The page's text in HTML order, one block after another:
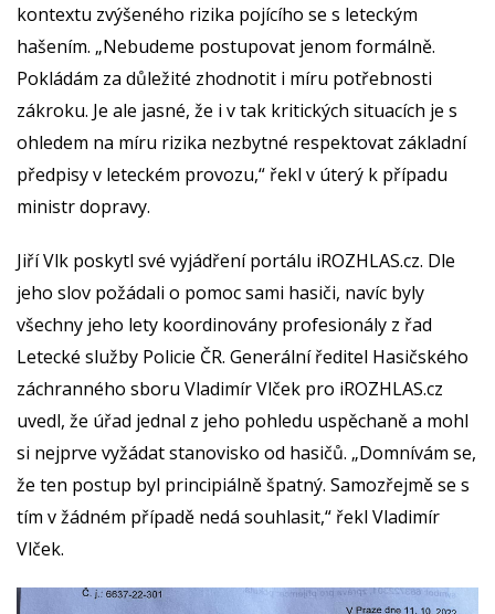
kontextu zvýšeného rizika pojícího se s leteckým
hašením. „Nebudeme postupovat jenom formálně.
Pokládám za důležité zhodnotit i míru potřebnosti
zákroku. Je ale jasné, že i v tak kritických situacích je s
ohledem na míru rizika nezbytné respektovat základní
předpisy v leteckém provozu,“ řekl v úterý k případu
ministr dopravy.
Jiří Vlk poskytl své vyjádření portálu iROZHLAS.cz. Dle
jeho slov požádali o pomoc sami hasiči, navíc byly
všechny jeho lety koordinovány profesionály z řad
Letecké služby Policie ČR. Generální ředitel Hasičského
záchranného sboru Vladimír Vlček pro iROZHLAS.cz
uvedl, že úřad jednal z jeho pohledu uspěchaně a mohl
si nejprve vyžádat stanovisko od hasičů. „Domnívám se,
že ten postup byl principiálně špatný. Samozřejmě se s
tím v žádném případě nedá souhlasit,“ řekl Vladimír
Vlček.